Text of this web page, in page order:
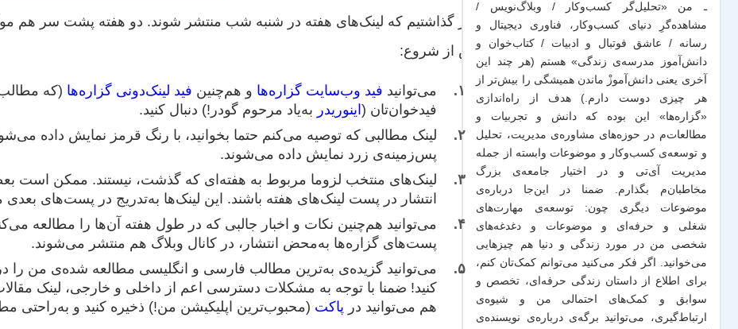
قرار گذاشتیم که لینک‌های هفته در شنبه‌ شب‌ منتشر ‌شوند. دو هفته پشت سر
پیش از شروع:
می‌توانید فید وب‌سایت گزاره‌ها و هم‌چنین فید لینک‌دونی گزاره‌ها (که
فیدخوان‌تان ( اینوریدر به‌یاد مرحوم گودر!) دنبال کنید.
لینک‌ مطالبی که توصیه می‌کنم حتما بخوانید، با رنگ قرمز نمایش داده
پس‌زمینه‌ی زرد نمایش داده می‌شوند.
لینک‌‌های منتخب لزوما مربوط به هفته‌ای که گذشت، نیستند. ممکن است
انتشار در پست لینک‌های هفته باشند. این لینک‌ها به‌تدریج در پست‌های
می‌توانید هم‌چنین نکات و اخبار جالبی که در طول هفته آن‌ها را مطالعه
پست‌های گزاره‌ها به‌محض انتشار، در کانال وبلاگ هم منتشر می‌شوند.
می‌توانید گزیده‌ی به‌ترین مطالب فارسی و انگلیسی مطالعه‌ شده‌ی من را
کنید! ضمنا با توجه به مشکلات دسترسی اعم از داخلی و خارجی، لینک
هم می‌توانید در پاکت (محبوب‌ترین اپلیکیشن من!) ذخیره کنید و به‌راحتی
ـ من «تحلیل‌گر کسب‌وکار / وبلاگ‌نویس /
مشاهده‌گرِ دنیای کسب‌وکار، فناوری دیجیتال و
رسانه / عاشق فوتبال و ادبیات / کتاب‌خوان و
دانش‌آموز مدرسه‌ی زندگی» هستم (هر چند این
آخری یعنی دانش‌آموزْ ماندن همیشگی را بیش‌تر از
هر چیزی دوست دارم.) هدف از راه‌اندازی
«گزاره‌ها» این بوده که دانش و تجربیات‌ و
مطالعات‌م در حوزه‌های مشاوره‌ی مدیریت، تحلیل
و توسعه‌ی کسب‌وکار و موضوعات وابسته از جمله
مدیریت آی‌تی و در اختیار جامعه‌ی بزرگ
مخاطبان‌م بگذارم. ضمنا در این‌جا درباره‌ی
موضوعات دیگری چون: توسعه‌ی مهارت‌های
شغلی و حرفه‌ای و موضوعات و دغدغه‌های
شخصی من در مورد زندگی و دنیا هم چیزهایی
می‌خوانید. اگر فکر می‌کنید می‌توانم کمک‌تان کنم،
برای اطلاع از داستان زندگی حرفه‌ای، تخصص و
سوابق و کمک‌های احتمالی من و شیو‌ه‌ی
ارتباط‌گیری، می‌توانید برگه‌یدرباره‌ی نویسنده‌ی